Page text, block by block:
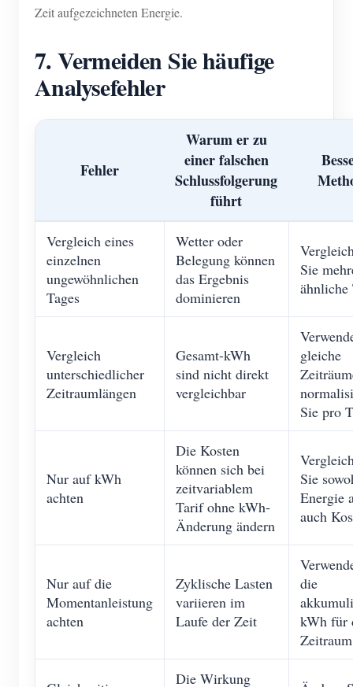
Zeit aufgezeichneten Energie.
7. Vermeiden Sie häufige
Analysefehler
Fehler
Warum er zu
einer falschen
Schlussfolgerung
führt
Vergleich eines
einzelnen
ungewöhnlichen
Tages
Wetter oder
Belegung können
das Ergebnis
dominieren
Sie
ähnliche
Vergleich
unterschiedlicher
Zeitraumlängen
Gesamt-kWh
sind nicht direkt
vergleichbar
gleiche
Sie pro
Nur auf kWh
achten
Die Kosten
können sich bei
zeitvariablem
Tarif ohne kWh-
Änderung ändern
Sie
Energie
auch
Nur auf die
Momentanleistung
achten
Zyklische Lasten
variieren im
Laufe der Zeit
die
kWh für
Zeitraum
Die Wirkung